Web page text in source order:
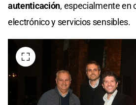
autenticación, especialmente en
electrónico y servicios sensibles.